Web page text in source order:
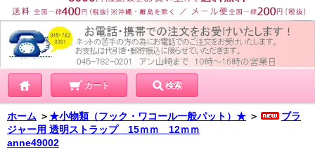
カート 検索
ホーム ＞★小物類（フック・ワコール一般パット）★ ＞
ブラ
ジャー用 透明ストラップ 15ｍｍ 12ｍｍ
anne49002